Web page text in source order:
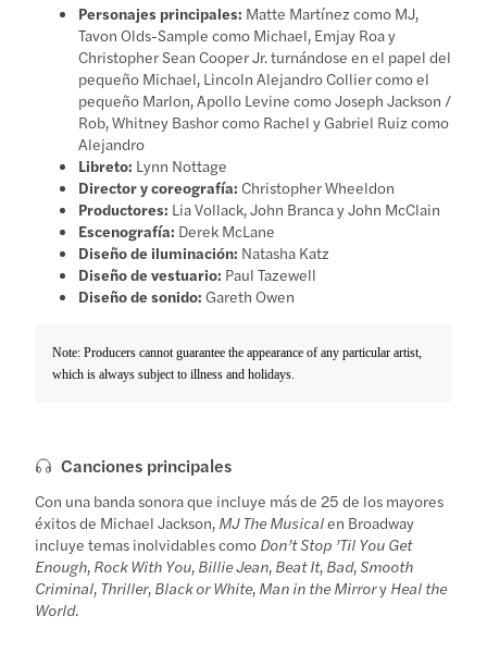
Personajes principales: Matte Martínez como MJ,
Tavon Olds-Sample como Michael, Emjay Roa y
Christopher Sean Cooper Jr. turnándose en el papel del
pequeño Michael, Lincoln Alejandro Collier como el
pequeño Marlon, Apollo Levine como Joseph Jackson /
Rob, Whitney Bashor como Rachel y Gabriel Ruiz como
Alejandro
Libreto: Lynn Nottage
Director y coreografía: Christopher Wheeldon
Productores: Lia Vollack, John Branca y John McClain
Escenografía: Derek McLane
Diseño de iluminación: Natasha Katz
Diseño de vestuario: Paul Tazewell
Diseño de sonido: Gareth Owen
Note: Producers cannot guarantee the appearance of any particular artist,
which is always subject to illness and holidays.
Canciones principales
Con una banda sonora que incluye más de 25 de los mayores
éxitos de Michael Jackson, MJ The Musicalen Broadway
incluye temas inolvidables como Don’t Stop ’Til You Get
Enough, Rock With You, Billie Jean, Beat It, Bad,Smooth
Criminal, Thriller, Black or White, Man in the Mirrory Heal the
World.